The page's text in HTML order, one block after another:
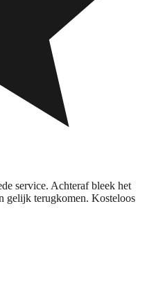
service. Achteraf bleek het
gelijk terugkomen. Kosteloos